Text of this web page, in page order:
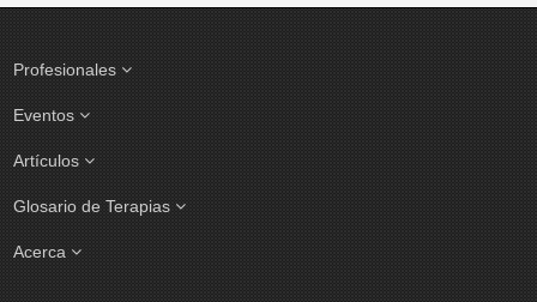
Profesionales
Eventos
Artículos
Glosario de Terapias
Acerca